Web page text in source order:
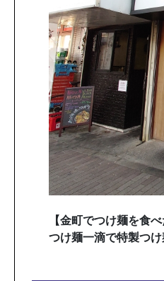
【金町でつけ麺を食
つけ麺一滴で特製つ